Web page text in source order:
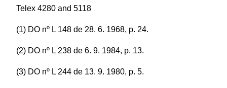
Telex 4280 and 5118
(1) DO nº L 148 de 28. 6. 1968, p. 24.
(2) DO nº L 238 de 6. 9. 1984, p. 13.
(3) DO nº L 244 de 13. 9. 1980, p. 5.